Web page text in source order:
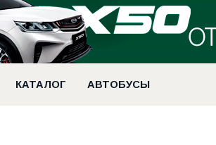
КАТАЛОГ АВТОБУСЫ